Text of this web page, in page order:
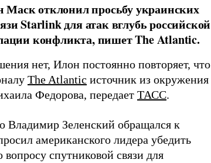
отклонил просьбу украинских
Starlink для атак вглубь российской
конфликта, пишет The Atlantic.
нет, Илон постоянно повторяет, что
The Atlantic источник из окружения
Федорова, передает ТАСС.
Владимир Зеленский обращался к
американского лидера убедить
спутниковой связи для